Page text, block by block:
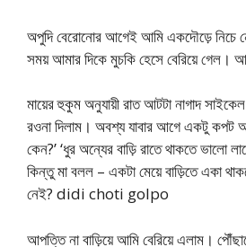
অপুদি বেরোনোর আগেই আমি একদৌড়ে নিচে
সময় আমার দিকে মুচকি হেসে বেরিয়ে গেল।
মায়ের হুকুম অনুযায়ী রাত আটটা নাগাদ সাইকেল
রওনা দিলাম। অবশ্য যাবার আগে একটু কপট
কেন?’ ‘ধুর অন্যের বাড়ি রাতে থাকতে
কিন্তু মা বলল – একটা মেয়ে বাড়িতে একা
নেই? didi choti golpo
আপত্তি না বাড়িয়ে আমি বেরিয়ে এলাম।